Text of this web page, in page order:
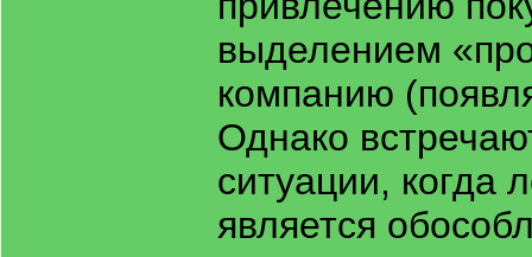
выделением
компанию
Однако
ситуации, когда
является